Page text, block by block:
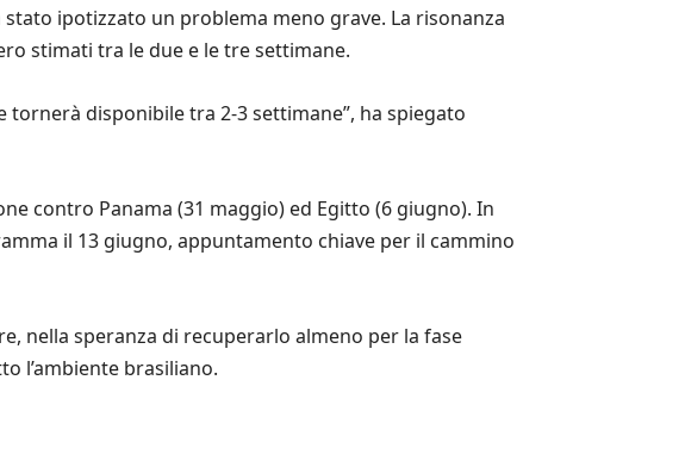
ipotizzato un problema meno grave. La risonanza
stimati tra le due e le tre settimane.
tornerà disponibile tra 2-3 settimane”, ha spiegato
contro Panama (31 maggio) ed Egitto (6 giugno). In
il 13 giugno, appuntamento chiave per il cammino
nella speranza di recuperarlo almeno per la fase
l’ambiente brasiliano.